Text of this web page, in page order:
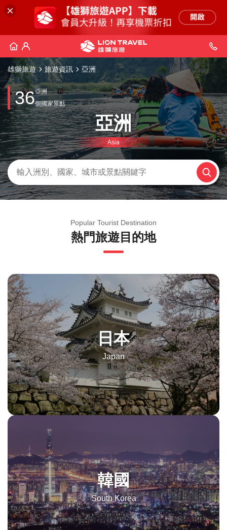
雄獅旅遊 旅遊資訊 亞洲
36亞洲
個國家景點
亞洲
Asia
Popular Tourist Destination
熱門旅遊目的地
日本
Japan
韓國
South Korea